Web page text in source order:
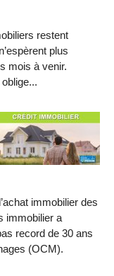
restent
plus
mois à venir.
immobilier des
immobilier a
record de 30 ans
(OCM).